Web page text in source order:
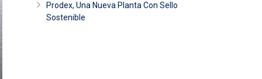
Prodex, Una Nueva Planta Con Sello
Sostenible